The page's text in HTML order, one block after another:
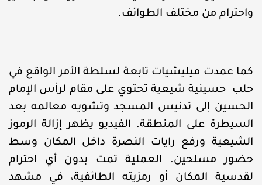
واحترام من مختلف الطوائف.
كما عمدت ميليشيات تابعة لسلطة الأمر الواقع في
حلب حسينية شيعية تحتوي على مقام لرأس الإمام
الحسين إلى تدنيس المسجد وتشويه معالمه بعد
السيطرة على المنطقة. الفيديو يظهر إزالة الرموز
الشيعية ورفع رايات النصرة داخل المكان وسط
حضور مسلحين. العملية تمت بدون أي احترام
لقدسية المكان أو رمزيته الطائفية، في مشهد